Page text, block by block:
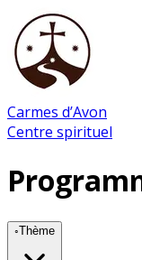
Carmes d’Avon
Centre spirituel
◦Thème